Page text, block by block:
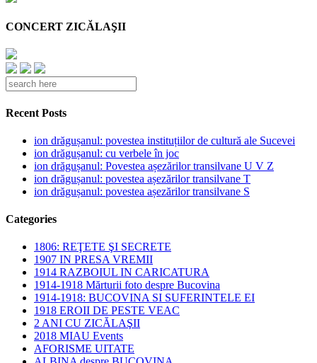
CONCERT ZICĂLAŞII
Recent Posts
ion drăgușanul: povestea instituțiilor de cultură ale Sucevei
ion drăgușanul: cu verbele în joc
ion drăgușanul: Povestea așezărilor transilvane U V Z
ion drăgușanul: povestea așezărilor transilvane T
ion drăgușanul: povestea așezărilor transilvane S
Categories
1806: REŢETE ŞI SECRETE
1907 IN PRESA VREMII
1914 RAZBOIUL IN CARICATURA
1914-1918 Mărturii foto despre Bucovina
1914-1918: BUCOVINA SI SUFERINTELE EI
1918 EROII DE PESTE VEAC
2 ANI CU ZICĂLAŞII
2018 MIAU Events
AFORISME UITATE